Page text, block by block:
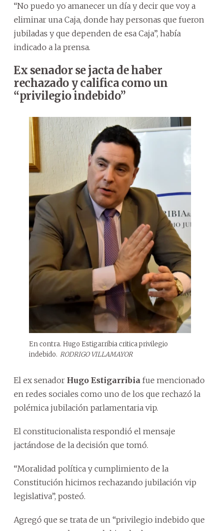
“No puedo yo amanecer un día y decir que voy a
eliminar una Caja, donde hay personas que fueron
jubiladas y que dependen de esa Caja”, había
indicado a la prensa.
Ex senador se jacta de haber
rechazado y califica como un
“privilegio indebido”
En contra. Hugo Estigarribia critica privilegio
indebido. RODRIGO VILLAMAYOR
El ex senador Hugo Estigarribia fue mencionado
en redes sociales como uno de los que rechazó la
polémica jubilación parlamentaria vip.
El constitucionalista respondió el mensaje
jactándose de la decisión que tomó.
“Moralidad política y cumplimiento de la
Constitución hicimos rechazando jubilación vip
legislativa”, posteó.
Agregó que se trata de un “privilegio indebido que